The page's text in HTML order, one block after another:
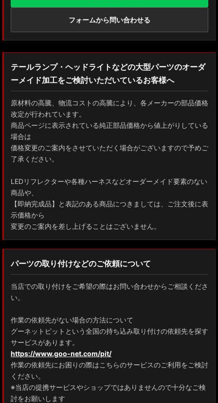
フォームから問い合わせる
テールランプ・ヘッドライトなどの大型パーツのオーダ
ーメイド加工をご検討いただいているお客様へ
原材料の高騰、物流コストの高騰により、各メーカーの部品価格
改定が行われています。
商品ページに表示されている純正部品価格から値上がりしている
場合は
価格変更のご案内をさせていただく場合がございますので予めご
了承ください。
LEDリフレクターや各種ハーネスなどオーダーメイド要素のない
商品や、
【即納完成品】と表記のある商品につきましては、ご注文後に表
示価格から
変更のご案内を差し上げることはございません。
パーツの取り付けなどのご依頼について
当店での取り付けをご希望の際はお問い合わせからご相談くださ
い。
作業の依頼先がない場合の方法について
グーネットピットという全国の持ち込み取り付けの依頼先を探す
サービスがあります。
https://www.goo-net.com/pit/
作業の依頼先にお困りの際はこちらのサービスのご利用をご検討
ください。
※当店の提携サービスやショップではありませんので十分なご検
討をお願いします